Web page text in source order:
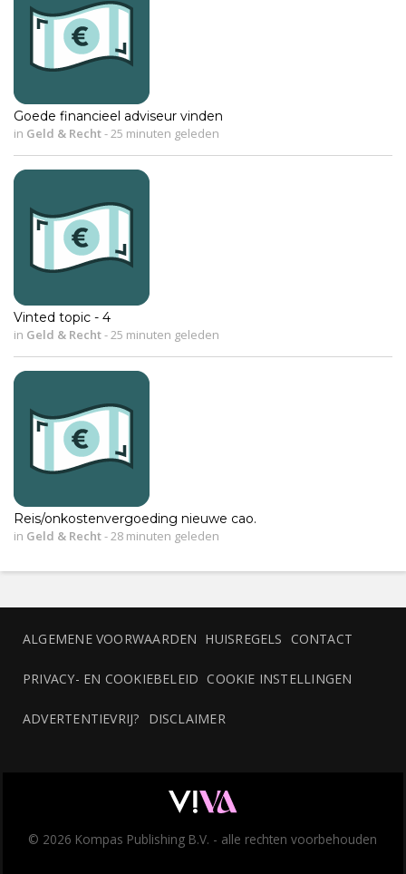
Goede financieel adviseur vinden
in Geld & Recht- 25 minuten geleden
Vinted topic - 4
in Geld & Recht- 25 minuten geleden
Reis/onkostenvergoeding nieuwe cao.
in Geld & Recht- 28 minuten geleden
ALGEMENE VOORWAARDEN HUISREGELS CONTACT
PRIVACY- EN COOKIEBELEID COOKIE INSTELLINGEN
ADVERTENTIEVRIJ? DISCLAIMER
© 2026 Kompas Publishing B.V. - alle rechten voorbehouden